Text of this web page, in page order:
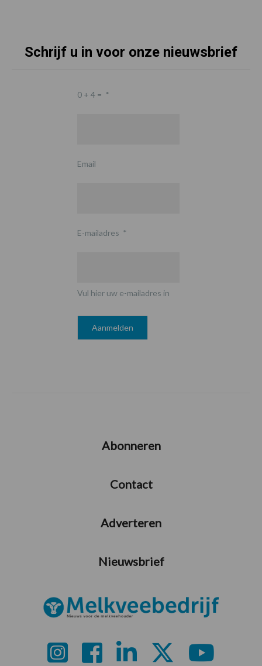
Schrijf u in voor onze nieuwsbrief
0 + 4 = *
Email
E-mailadres *
Vul hier uw e-mailadres in
Abonneren
Contact
Adverteren
Nieuwsbrief